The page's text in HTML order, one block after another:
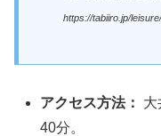
https://tabiiro.jp/
アクセス方法：
大
40分。